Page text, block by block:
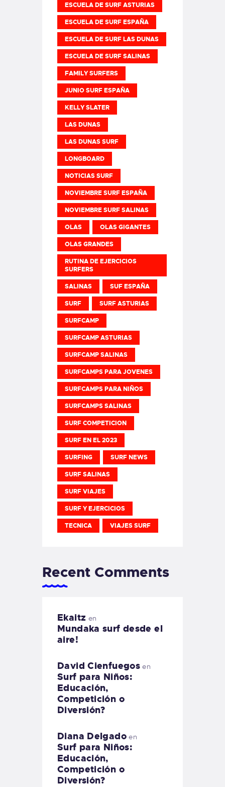
ESCUELA DE SURF ASTURIAS
ESCUELA DE SURF ESPAÑA
ESCUELA DE SURF LAS DUNAS
ESCUELA DE SURF SALINAS
FAMILY SURFERS
JUNIO SURF ESPAÑA
KELLY SLATER
LAS DUNAS
LAS DUNAS SURF
LONGBOARD
NOTICIAS SURF
NOVIEMBRE SURF ESPAÑA
NOVIEMBRE SURF SALINAS
OLAS OLAS GIGANTES
OLAS GRANDES
RUTINA DE EJERCICIOS
SURFERS
SALINAS SUF ESPAÑA
SURF SURF ASTURIAS
SURFCAMP
SURFCAMP ASTURIAS
SURFCAMP SALINAS
SURFCAMPS PARA JOVENES
SURFCAMPS PARA NIÑOS
SURFCAMPS SALINAS
SURF COMPETICION
SURF EN EL 2023
SURFING SURF NEWS
SURF SALINAS
SURF VIAJES
SURF Y EJERCICIOS
TECNICA VIAJES SURF
Recent Comments
Ekaitz en
Mundaka surf desde el
aire!
David Cienfuegos en
Surf para Niños:
Educación,
Competición o
Diversión?
Diana Delgadoen
Surf para Niños:
Educación,
Competición o
Diversión?